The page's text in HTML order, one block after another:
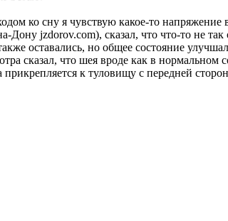
ко сну я чувствую какое-то напряжение
jzdorov.com), сказал, что что-то не
оставались, но общее состояние
сказал, что шея вроде как в нормальном
к туловищу с передней